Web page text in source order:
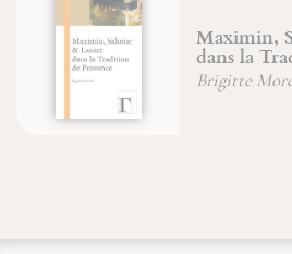
Maximin,
dans la
Brigitte